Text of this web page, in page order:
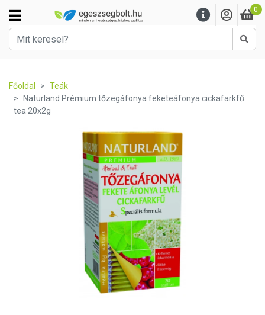
0
Főoldal
Teák
Naturland Prémium tőzegáfonya feketeáfonya cickafarkfű
tea 20x2g